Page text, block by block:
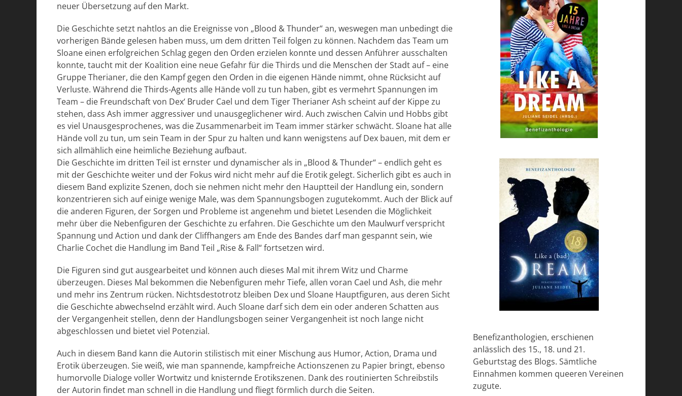
neuer Übersetzung auf den Markt.
Die Geschichte setzt nahtlos an die Ereignisse von „Blood & Thunder“ an, weswegen man unbedingt die
vorherigen Bände gelesen haben muss, um dem dritten Teil folgen zu können. Nachdem das Team um
Sloane einen erfolgreichen Schlag gegen den Orden erzielen konnte und dessen Anführer ausschalten
konnte, taucht mit der Koalition eine neue Gefahr für die Thirds und die Menschen der Stadt auf – eine
Gruppe Therianer, die den Kampf gegen den Orden in die eigenen Hände nimmt, ohne Rücksicht auf
Verluste. Während die Thirds-Agents alle Hände voll zu tun haben, gibt es vermehrt Spannungen im
Team – die Freundschaft von Dex‘ Bruder Cael und dem Tiger Therianer Ash scheint auf der Kippe zu
stehen, dass Ash immer aggressiver und unausgeglichener wird. Auch zwischen Calvin und Hobbs gibt
es viel Unausgesprochenes, was die Zusammenarbeit im Team immer stärker schwächt. Sloane hat alle
Hände voll zu tun, um sein Team in der Spur zu halten und kann wenigstens auf Dex bauen, mit dem er
sich allmählich eine heimliche Beziehung aufbaut.
Die Geschichte im dritten Teil ist ernster und dynamischer als in „Blood & Thunder“ – endlich geht es
mit der Geschichte weiter und der Fokus wird nicht mehr auf die Erotik gelegt. Sicherlich gibt es auch in
diesem Band explizite Szenen, doch sie nehmen nicht mehr den Hauptteil der Handlung ein, sondern
konzentrieren sich auf einige wenige Male, was dem Spannungsbogen zugutekommt. Auch der Blick auf
die anderen Figuren, der Sorgen und Probleme ist angenehm und bietet Lesenden die Möglichkeit
mehr über die Nebenfiguren der Geschichte zu erfahren. Die Geschichte um den Maulwurf verspricht
Spannung und Action und dank der Cliffhangers am Ende des Bandes darf man gespannt sein, wie
Charlie Cochet die Handlung im Band Teil „Rise & Fall“ fortsetzen wird.
Die Figuren sind gut ausgearbeitet und können auch dieses Mal mit ihrem Witz und Charme
überzeugen. Dieses Mal bekommen die Nebenfiguren mehr Tiefe, allen voran Cael und Ash, die mehr
und mehr ins Zentrum rücken. Nichtsdestotrotz bleiben Dex und Sloane Hauptfiguren, aus deren Sicht
die Geschichte abwechselnd erzählt wird. Auch Sloane darf sich dem ein oder anderen Schatten aus
der Vergangenheit stellen, denn der Handlungsbogen seiner Vergangenheit ist noch lange nicht
abgeschlossen und bietet viel Potenzial.
Auch in diesem Band kann die Autorin stilistisch mit einer Mischung aus Humor, Action, Drama und
Erotik überzeugen. Sie weiß, wie man spannende, kampfreiche Actionszenen zu Papier bringt, ebenso
humorvolle Dialoge voller Wortwitz und knisternde Erotikszenen. Dank des routinierten Schreibstils
der Autorin findet man schnell in die Handlung und fliegt förmlich durch die Seiten.
Benefizanthologien, erschienen
anlässlich des 15., 18. und 21.
Geburtstag des Blogs. Sämtliche
Einnahmen kommen queeren Vereinen
zugute.